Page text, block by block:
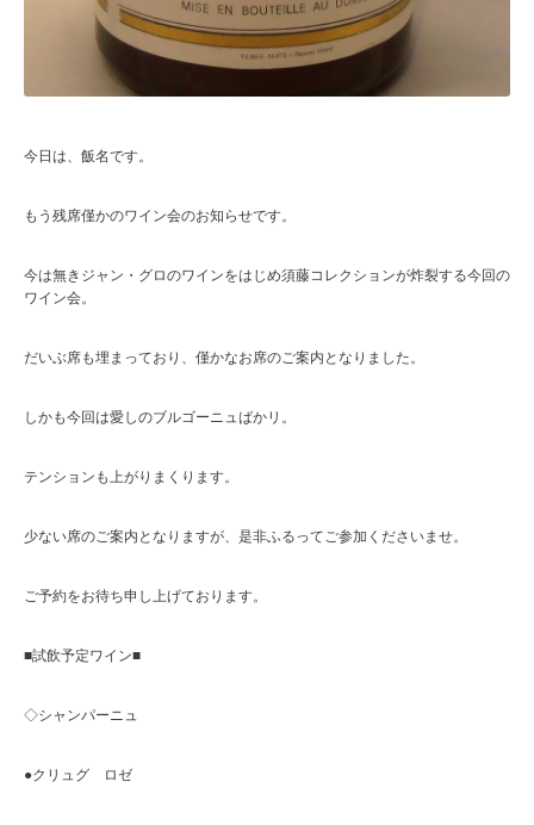
今日は、飯名です。
もう残席僅かのワイン会のお知らせです。
今は無きジャン・グロのワインをはじめ須藤コレクションが炸裂する今回の
ワイン会。
だいぶ席も埋まっており、僅かなお席のご案内となりました。
しかも今回は愛しのブルゴーニュばかリ。
テンションも上がりまくります。
少ない席のご案内となりますが、是非ふるってご参加くださいませ。
ご予約をお待ち申し上げております。
■試飲予定ワイン■
◇シャンパーニュ
●クリュグ ロゼ